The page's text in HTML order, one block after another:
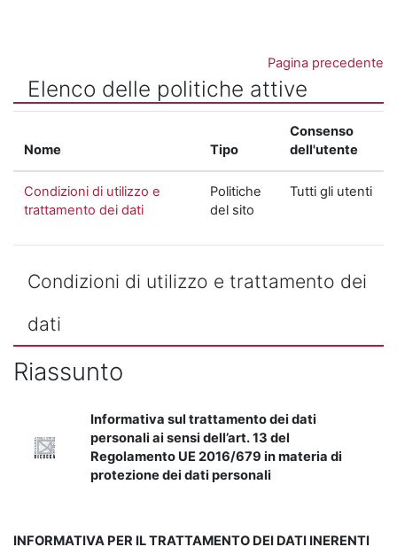
Pagina precedente
Elenco delle politiche attive
Nome Tipo
Consenso
dell'utente
Condizioni di utilizzo e
trattamento dei dati
Politiche
del sito
Tutti gli utenti
Condizioni di utilizzo e trattamento dei
dati
Riassunto
Informativa sul trattamento dei dati
personali ai sensi dell’art. 13 del
Regolamento UE 2016/679 in materia di
protezione dei dati personali
INFORMATIVA PER IL TRATTAMENTO DEI DATI INERENTI